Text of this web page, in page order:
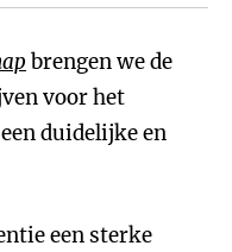
brengen we de
voor het
duidelijke en
een sterke